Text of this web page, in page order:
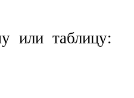
или таблицу: